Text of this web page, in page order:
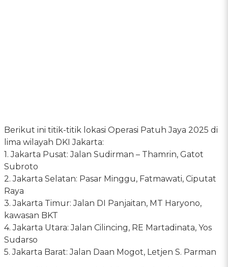
Berikut ini titik-titik lokasi Operasi Patuh Jaya 2025 di
lima wilayah DKI Jakarta:
1. Jakarta Pusat: Jalan Sudirman – Thamrin, Gatot
Subroto
2. Jakarta Selatan: Pasar Minggu, Fatmawati, Ciputat
Raya
3. Jakarta Timur: Jalan DI Panjaitan, MT Haryono,
kawasan BKT
4. Jakarta Utara: Jalan Cilincing, RE Martadinata, Yos
Sudarso
5. Jakarta Barat: Jalan Daan Mogot, Letjen S. Parman